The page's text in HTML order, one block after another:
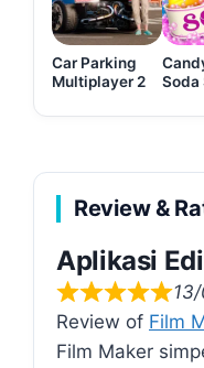
Car Parking
Multiplayer 2
Soda
Review &
Aplikasi
Review of Film
Film Maker